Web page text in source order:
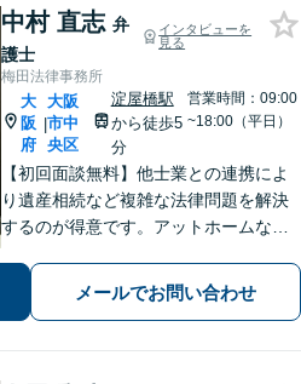
中村 直志 弁
護士
インタビューを
見る
梅田法律事務所
大
阪
府
|
大阪
市中
央区
淀屋橋駅
から徒歩5
分
営業時間：09:00
~18:00（平日）
【初回面談無料】他士業との連携によ
り遺産相続など複雑な法律問題を解決
するのが得意です。アットホームな事
い。丁寧にお話をうがかい、最後まで
寄り添ってサポートします。
メールでお問い合わせ